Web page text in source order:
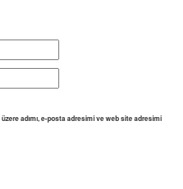
adımı, e-posta adresimi ve web site adresimi